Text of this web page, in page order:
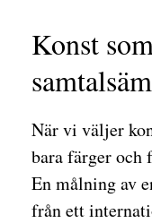
Konst
När vi väljer
bara färger och
En målning av
från ett